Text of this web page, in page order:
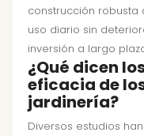
construcción
uso diario sin
inversión a largo
¿Qué dicen
eficacia de
jardinería?
Diversos estudios